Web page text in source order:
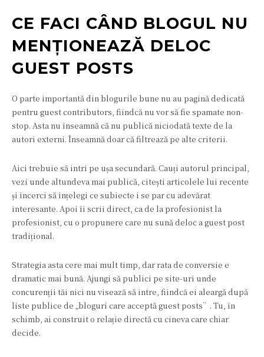
CE FACI CÂND BLOGUL NU
MENȚIONEAZĂ DELOC
GUEST POSTS
O parte importantă din blogurile bune nu au pagină dedicată
pentru guest contributors, fiindcă nu vor să fie spamate non-
stop. Asta nu înseamnă că nu publică niciodată texte de la
autori externi. Înseamnă doar că filtrează pe alte criterii.
Aici trebuie să intri pe ușa secundară. Cauți autorul principal,
vezi unde altundeva mai publică, citești articolele lui recente
și încerci să înțelegi ce subiecte i se par cu adevărat
interesante. Apoi îi scrii direct, ca de la profesionist la
profesionist, cu o propunere care nu sună deloc a guest post
tradițional.
Strategia asta cere mai mult timp, dar rata de conversie e
dramatic mai bună. Ajungi să publici pe site-uri unde
concurenții tăi nici nu visează să intre, fiindcă ei aleargă după
liste publice de „bloguri care acceptă guest posts”. Tu, în
schimb, ai construit o relație directă cu cineva care chiar
decide.